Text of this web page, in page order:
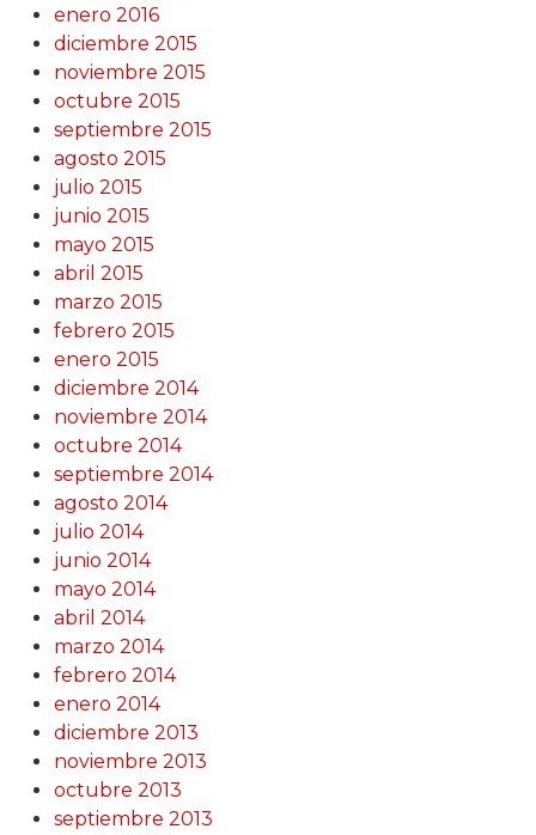
enero 2016
diciembre 2015
noviembre 2015
octubre 2015
septiembre 2015
agosto 2015
julio 2015
junio 2015
mayo 2015
abril 2015
marzo 2015
febrero 2015
enero 2015
diciembre 2014
noviembre 2014
octubre 2014
septiembre 2014
agosto 2014
julio 2014
junio 2014
mayo 2014
abril 2014
marzo 2014
febrero 2014
enero 2014
diciembre 2013
noviembre 2013
octubre 2013
septiembre 2013